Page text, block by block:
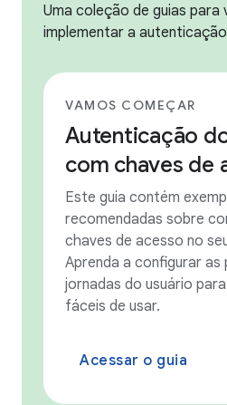
Uma coleção de guias
implementar a
VAMOS COMEÇAR
Autenticação
com chaves de
Este guia contém
recomendadas sobre
chaves de acesso no
Aprenda a configurar as
jornadas do usuário
fáceis de usar.
Acessar o guia